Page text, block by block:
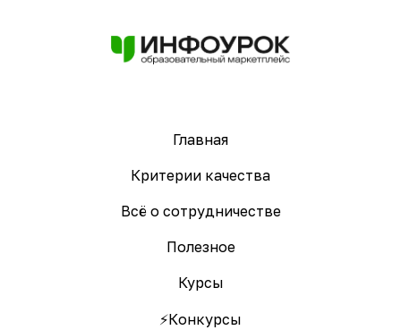
Главная
Критерии качества
Всё о сотрудничестве
Полезное
Курсы
⚡️Конкурсы